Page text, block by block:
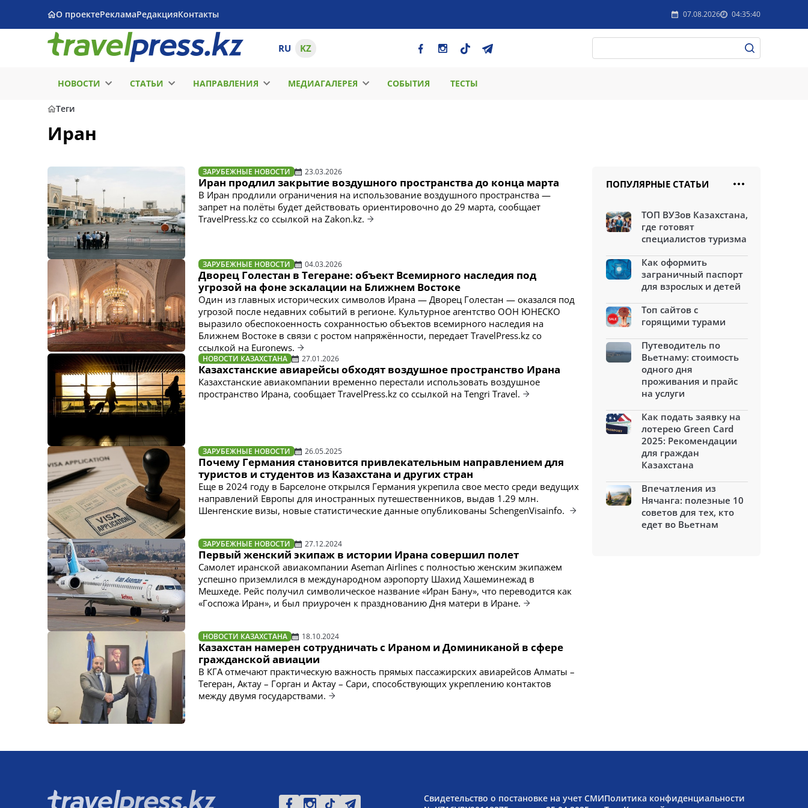
О проектеРекламаРедакцияКонтакты 07.08.2026 04:35:40
RU KZ
НОВОСТИ СТАТЬИ НАПРАВЛЕНИЯ МЕДИАГАЛЕРЕЯ СОБЫТИЯ ТЕСТЫ
Теги
Иран
ЗАРУБЕЖНЫЕ НОВОСТИ 23.03.2026
Иран продлил закрытие воздушного пространства до конца марта
В Иран продлили ограничения на использование воздушного пространства —
запрет на полёты будет действовать ориентировочно до 29 марта, сообщает
TravelPress.kz со ссылкой на Zakon.kz.
ЗАРУБЕЖНЫЕ НОВОСТИ 04.03.2026
Дворец Голестан в Тегеране: объект Всемирного наследия под
угрозой на фоне эскалации на Ближнем Востоке
Один из главных исторических символов Ирана — Дворец Голестан — оказался под
угрозой после недавних событий в регионе. Культурное агентство ООН ЮНЕСКО
выразило обеспокоенность сохранностью объектов всемирного наследия на
Ближнем Востоке в связи с ростом напряжённости, передает TravelPress.kz со
ссылкой на Euronews.
НОВОСТИ КАЗАХСТАНА 27.01.2026
Казахстанские авиарейсы обходят воздушное пространство Ирана
Казахстанские авиакомпании временно перестали использовать воздушное
пространство Ирана, сообщает TravelPress.kz со ссылкой на Tengri Travel.
ЗАРУБЕЖНЫЕ НОВОСТИ 26.05.2025
Почему Германия становится привлекательным направлением для
туристов и студентов из Казахстана и других стран
Еще в 2024 году в Барселоне открылся Германия укрепила свое место среди ведущих
направлений Европы для иностранных путешественников, выдав 1.29 млн.
Шенгенские визы, новые статистические данные опубликованы SchengenVisainfo.
ЗАРУБЕЖНЫЕ НОВОСТИ 27.12.2024
Первый женский экипаж в истории Ирана совершил полет
Самолет иранской авиакомпании Aseman Airlines с полностью женским экипажем
успешно приземлился в международном аэропорту Шахид Хашеминежад в
Мешхеде. Рейс получил символическое название «Иран Бану», что переводится как
«Госпожа Иран», и был приурочен к празднованию Дня матери в Иране.
НОВОСТИ КАЗАХСТАНА 18.10.2024
Казахстан намерен сотрудничать с Ираном и Доминиканой в сфере
гражданской авиации
В КГА отмечают практическую важность прямых пассажирских авиарейсов Алматы –
Тегеран, Актау – Горган и Актау – Сари, способствующих укреплению контактов
между двумя государствами.
ПОПУЛЯРНЫЕ СТАТЬИ
ТОП ВУЗов Казахстана,
где готовят
специалистов туризма
Как оформить
заграничный паспорт
для взрослых и детей
Топ сайтов с
горящими турами
Путеводитель по
Вьетнаму: стоимость
одного дня
проживания и прайс
на услуги
Как подать заявку на
лотерею Green Card
2025: Рекомендации
для граждан
Казахстана
Впечатления из
Нячанга: полезные 10
советов для тех, кто
едет во Вьетнам
Свидетельство о постановке на учет СМИПолитика конфиденциальности